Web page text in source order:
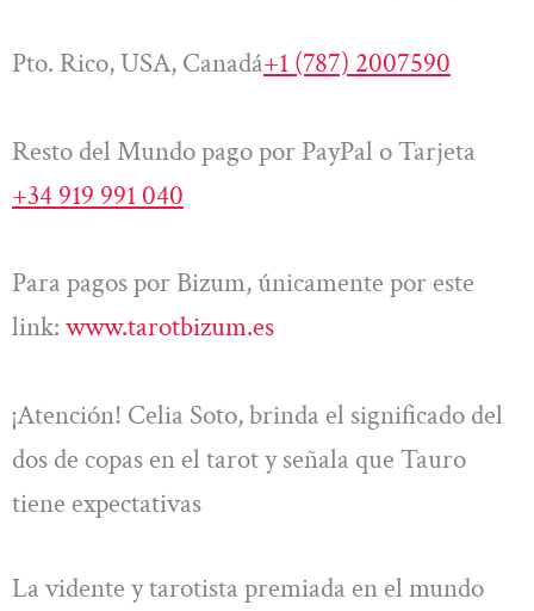
Pto. Rico, USA, Canadá+1 (787) 2007590
Resto del Mundo pago por PayPal o Tarjeta
+34 919 991 040
Para pagos por Bizum, únicamente por este
link: www.tarotbizum.es
¡Atención! Celia Soto, brinda el significado del
dos de copas en el tarot y señala que Tauro
tiene expectativas
La vidente y tarotista premiada en el mundo